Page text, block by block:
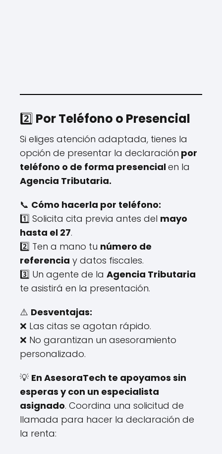
2️⃣ Por Teléfono o Presencial
Si eliges atención adaptada, tienes la
opción de presentar la declaración por
teléfono o de forma presencialen la
Agencia Tributaria.
📞 Cómo hacerla por teléfono:
1️⃣ Solicita cita previa antes del mayo
hasta el 27.
2️⃣ Ten a mano tu número de
referencia y datos fiscales.
3️⃣ Un agente de la Agencia Tributaria
te asistirá en la presentación.
⚠️ Desventajas:
❌ Las citas se agotan rápido.
❌ No garantizan un asesoramiento
personalizado.
💡 En AsesoraTech te apoyamos sin
esperas y con un especialista
asignado. Coordina una solicitud de
llamada para hacer la declaración de
la renta: